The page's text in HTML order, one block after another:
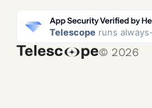
© 2026